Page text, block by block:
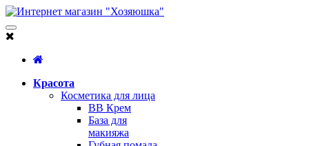
Красота
Косметика для лица
BB Крем
База для
макияжа